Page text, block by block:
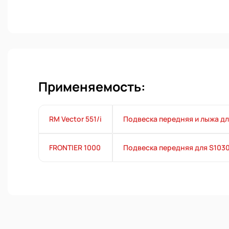
Применяемость:
RM Vector 551/i Подвеска передняя и лыжа
FRONTIER 1000 Подвеска передняя для